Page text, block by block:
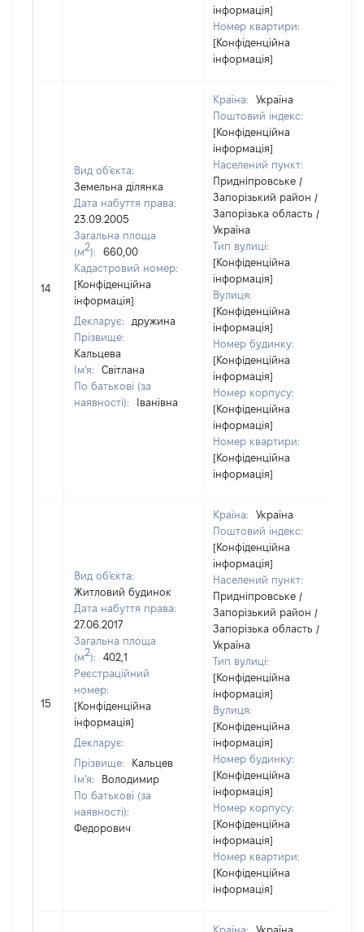
інформація]
Номер квартири:
[Конфіденційна
інформація]
14
Вид об'єкта:
Земельна ділянка
Дата набуття права:
23.09.2005
Загальна площа
(м2):
660,00
Кадастровий номер:
[Конфіденційна
інформація]
Декларує:
дружина
Прізвище:
Кальцева
Ім'я:
Світлана
По батькові (за
наявності):
Іванівна
Країна:
Україна
Поштовий індекс:
[Конфіденційна
інформація]
Населений пункт:
Придніпровське /
Запорізький район /
Запорізька область /
Україна
Тип вулиці:
[Конфіденційна
інформація]
Вулиця:
[Конфіденційна
інформація]
Номер будинку:
[Конфіденційна
інформація]
Номер корпусу:
[Конфіденційна
інформація]
Номер квартири:
[Конфіденційна
інформація]
15
Вид об'єкта:
Житловий будинок
Дата набуття права:
27.06.2017
Загальна площа
(м2):
402,1
Реєстраційний
номер:
[Конфіденційна
інформація]
Декларує:
Прізвище:
Кальцев
Ім'я:
Володимир
По батькові (за
наявності):
Федорович
Країна:
Україна
Поштовий індекс:
[Конфіденційна
інформація]
Населений пункт:
Придніпровське /
Запорізький район /
Запорізька область /
Україна
Тип вулиці:
[Конфіденційна
інформація]
Вулиця:
[Конфіденційна
інформація]
Номер будинку:
[Конфіденційна
інформація]
Номер корпусу:
[Конфіденційна
інформація]
Номер квартири:
[Конфіденційна
інформація]
Країна: Україна